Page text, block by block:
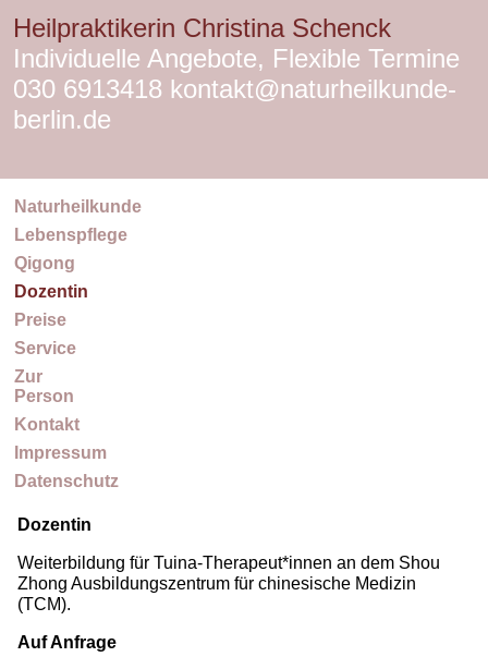
Heilpraktikerin Christina Schenck
Individuelle Angebote, Flexible Termine
030 6913418 kontakt@naturheilkunde-
berlin.de
Naturheilkunde
Lebenspflege
Qigong
Dozentin
Preise
Service
Zur
Person
Kontakt
Impressum
Datenschutz
Dozentin
Weiterbildung für Tuina-Therapeut*innen an dem Shou
Zhong Ausbildungszentrum für chinesische Medizin
(TCM).
Auf Anfrage